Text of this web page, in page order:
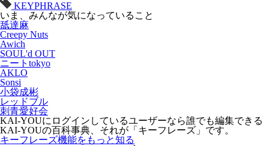
KEYPHRASE
いま、みんなが気になっていること
舐達麻
Creepy Nuts
Awich
SOUL'd OUT
ニートtokyo
AKLO
Sonsi
小袋成彬
レッドブル
刺青愛好会
KAI-YOUにログインしているユーザーなら誰でも編集できる
KAI-YOUの百科事典、それが「 キーフレーズ 」です。
キーフレーズ機能をもっと知る